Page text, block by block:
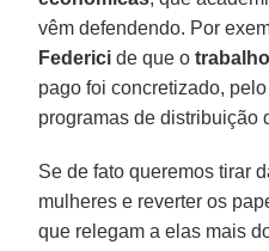
vêm defendendo. Por
Federici de que o
pago foi concretizado,
programas de distribuição
Se de fato queremos tirar
mulheres e reverter os
que relegam a elas mais